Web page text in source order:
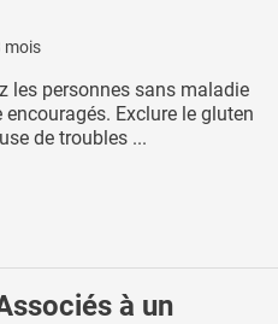
mois
les personnes sans maladie
Exclure le gluten
de troubles ...
à un